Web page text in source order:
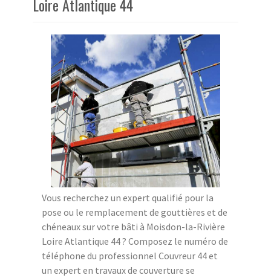
Loire Atlantique 44
Vous recherchez un expert qualifié pour la
pose ou le remplacement de gouttières et de
chéneaux sur votre bâti à Moisdon-la-Rivière
Loire Atlantique 44 ? Composez le numéro de
téléphone du professionnel Couvreur 44 et
un expert en travaux de couverture se